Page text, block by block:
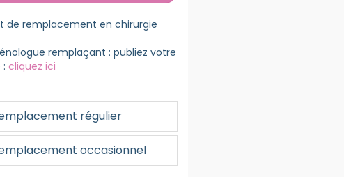
de remplacement en chirurgie
remplaçant : publiez votre
cliquez ici
régulier
occasionnel